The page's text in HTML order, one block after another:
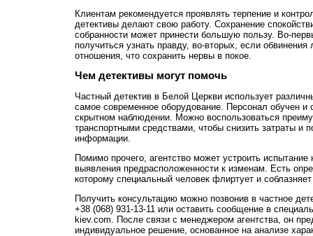
Клиентам рекомендуется проявлять терпение и
детективы делают свою работу. Сохранение
собранности может принести большую пользу. Во-
получиться узнать правду, во-вторых, если обвинения
отношения, что сохранить нервы в покое.
Чем детективы могут помочь
Частный детектив в Белой Церкви использует
самое современное оборудование. Персонал обучен и
скрытном наблюдении. Можно воспользоваться
транспортными средствами, чтобы снизить затраты и
информации.
Помимо прочего, агентство может устроить испытание
выявления предрасположенности к изменам. Есть
которому специальный человек флиртует и
Получить консультацию можно позвонив в частное
+38 (068) 931-13-11 или оставить сообщение в
kiev.com. После связи с менеджером агентства, он
индивидуальное решение, основанное на анализе